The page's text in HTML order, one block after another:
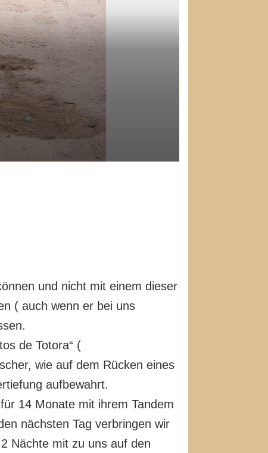
und nicht mit einem dieser
( auch wenn er bei uns
de Totora“ (
wie auf dem Rücken eines
aufbewahrt.
14 Monate mit ihrem Tandem
nächsten Tag verbringen wir
Nächte mit zu uns auf den